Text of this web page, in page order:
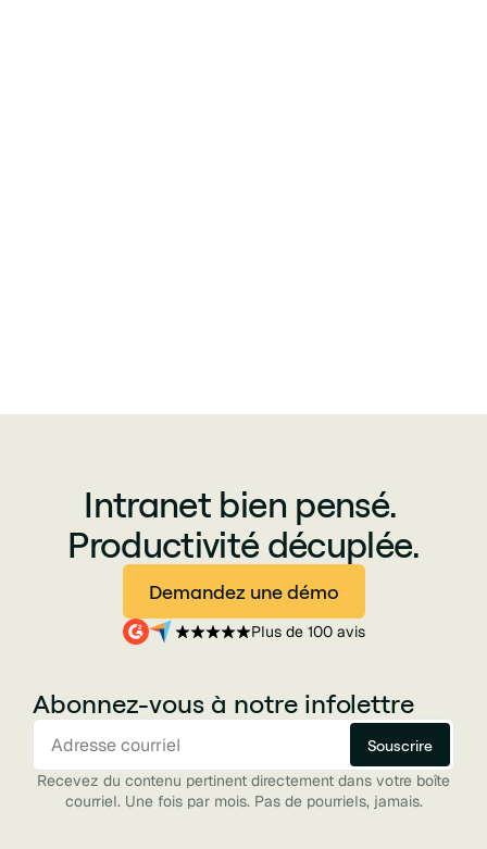
Intranet bien pensé.
Productivité décuplée.
Demandez une démo
Plus de 100 avis
Abonnez-vous à notre infolettre
Recevez du contenu pertinent directement dans votre boîte
courriel. Une fois par mois. Pas de pourriels, jamais.